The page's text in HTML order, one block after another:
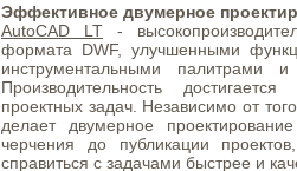
Эффективное двумерное
AutoCAD LT-
формата DWF, улучшенными
инструментальными палитрами
Производительность
проектных задач. Независимо от
делает двумерное
черчения до публикации
справиться с задачами быстрее и